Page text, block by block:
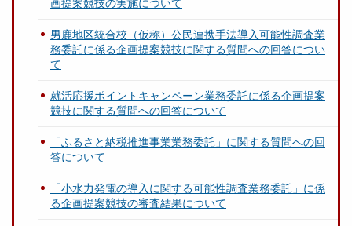
画提案競技の実施について
男鹿地区統合校（仮称）公民連携手法導入可能性調査業
務委託に係る企画提案競技に関する質問への回答につい
て
就活応援ポイントキャンペーン業務委託に係る企画提案
競技に関する質問への回答について
「ふるさと納税推進事業業務委託」に関する質問への回
答について
「小水力発電の導入に関する可能性調査業務委託」に係
る企画提案競技の審査結果について